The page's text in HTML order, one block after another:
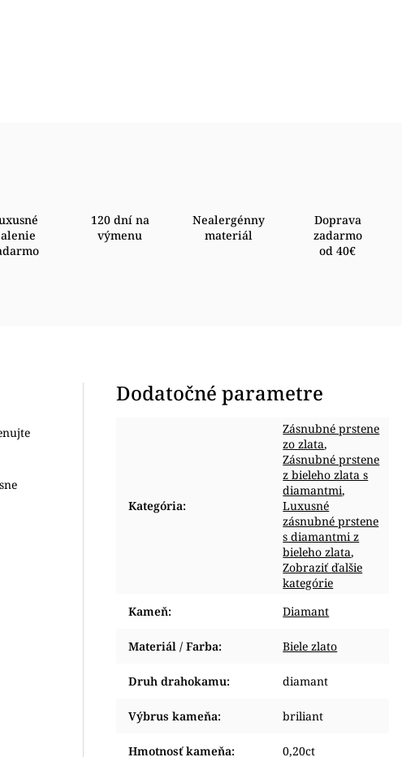
120 dní na
výmenu
Nealergénny
materiál
Doprava
zadarmo
od 40€
Dodatočné parametre
Kategória:
Zásnubné prstene
zo zlata,
Zásnubné prstene
z bieleho zlata s
diamantmi,
Luxusné
zásnubné prstene
s diamantmi z
bieleho zlata,
Zobraziť ďalšie
kategórie
Kameň: Diamant
Materiál / Farba: Biele zlato
Druh drahokamu: diamant
Výbrus kameňa: briliant
Hmotnosť kameňa: 0,20ct